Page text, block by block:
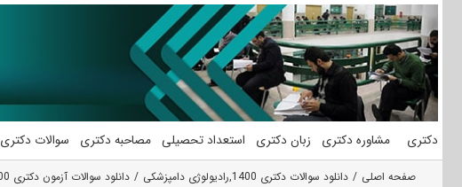
محتوا
دکتری مشاوره دکتری زبان دکتری استعداد تحصیلی مصاحبه دکتری سوالات دکتری
صفحه اصلی دانلود سوالات دکتری 1400 ,رادیولوژی دامپزشکی دانلود سوالات آزمون دکتری 1400 رادیولوژی دامپزشکی (2705)